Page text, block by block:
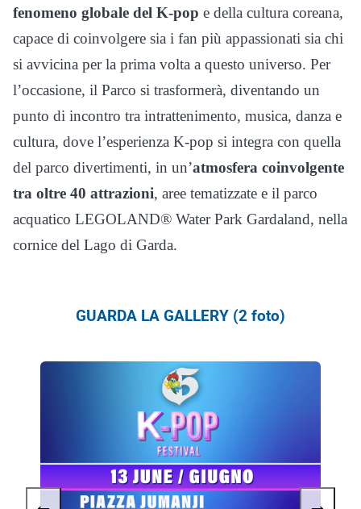
fenomeno globale del K-pop e della cultura coreana,
capace di coinvolgere sia i fan più appassionati sia chi
si avvicina per la prima volta a questo universo. Per
l’occasione, il Parco si trasformerà, diventando un
punto di incontro tra intrattenimento, musica, danza e
cultura, dove l’esperienza K-pop si integra con quella
del parco divertimenti, in un’atmosfera coinvolgente
tra oltre 40 attrazioni, aree tematizzate e il parco
acquatico LEGOLAND® Water Park Gardaland, nella
cornice del Lago di Garda.
GUARDA LA GALLERY (2 foto)
← →